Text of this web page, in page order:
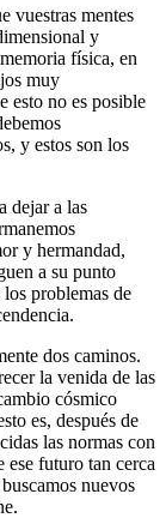
vuestras mentes
y
física, en
muy
esto no es posible
y estos son los
dejar a las
y hermandad,
a su punto
problemas de
dos caminos.
la venida de las
cósmico
es, después de
las normas con
ese futuro tan cerca
nuevos